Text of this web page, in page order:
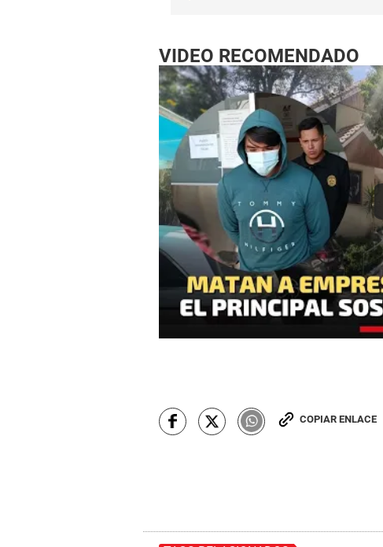
VIDEO RECOMENDADO
COPIAR ENLACE